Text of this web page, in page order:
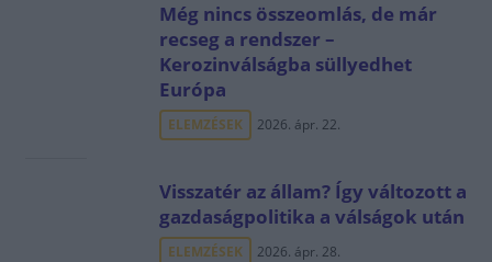
Még nincs összeomlás, de már
recseg a rendszer –
Kerozinválságba süllyedhet
Európa
ELEMZÉSEK 2026. ápr. 22.
Visszatér az állam? Így változott a
gazdaságpolitika a válságok után
ELEMZÉSEK 2026. ápr. 28.